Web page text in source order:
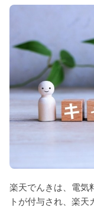
楽天でんきは、電気
トが付与され、楽